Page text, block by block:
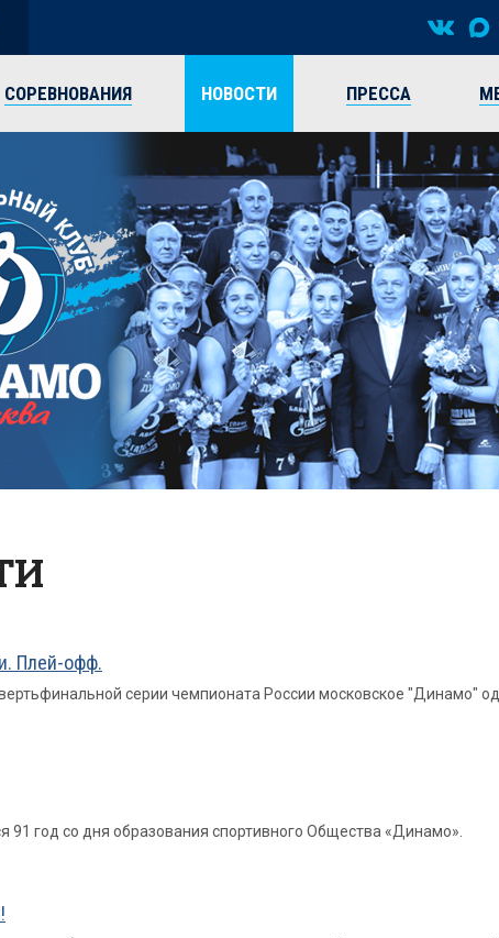
СОРЕВНОВАНИЯ НОВОСТИ ПРЕССА
Плей-офф.
серии чемпионата России московское "Динамо"
91 год со дня образования спортивного Общества «Динамо».